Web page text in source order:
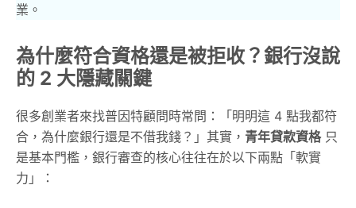
業。
為什麼符合資格還是被拒收？銀行沒說
的 2 大隱藏關鍵
很多創業者來找普因特顧問時常問：「明明這 4 點我都符
合，為什麼銀行還是不借我錢？」其實， 青年貸款資格只
是基本門檻，銀行審查的核心往往在於以下兩點「軟實
力」：